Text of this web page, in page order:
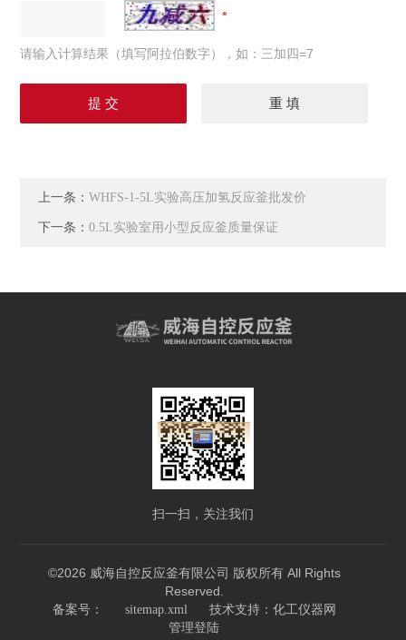
请输入计算结果（填写阿拉伯数字），如：三加四=7
上一条：WHFS-1-5L实验高压加氢反应釜批发价
下一条：0.5L实验室用小型反应釜质量保证
扫一扫，关注我们
©2026 威海自控反应釜有限公司 版权所有 All Rights
Reserved.
备案号： sitemap.xml 技术支持： 化工仪器网
管理登陆